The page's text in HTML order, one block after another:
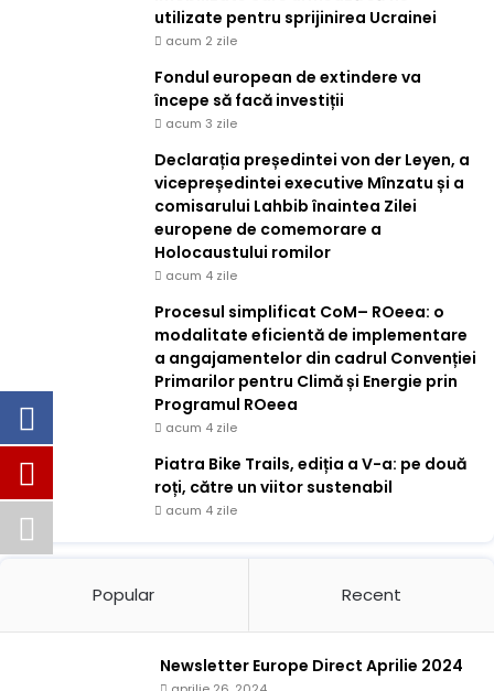
utilizate pentru sprijinirea Ucrainei
acum 2 zile
Fondul european de extindere va
începe să facă investiții
acum 3 zile
Declarația președintei von der Leyen, a
vicepreședintei executive Mînzatu și a
comisarului Lahbib înaintea Zilei
europene de comemorare a
Holocaustului romilor
acum 4 zile
Procesul simplificat CoM– ROeea: o
modalitate eficientă de implementare
a angajamentelor din cadrul Convenției
Primarilor pentru Climă și Energie prin
Programul ROeea
acum 4 zile
Piatra Bike Trails, ediția a V-a: pe două
roți, către un viitor sustenabil
acum 4 zile
Popular Recent
Newsletter Europe Direct Aprilie 2024